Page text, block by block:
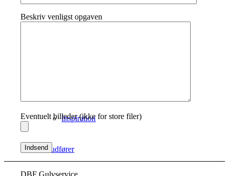
Inspiration
Vi udfører
Beskriv venligst opgaven
Eventuelt billeder (ikke for store filer)
DBF Gulvservice